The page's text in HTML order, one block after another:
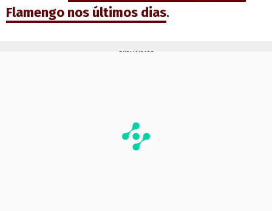
Flamengo nos últimos dias.
PUBLICIDADE